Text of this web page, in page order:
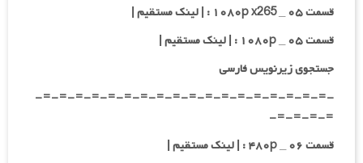
قسمت ۰۵ _ ۱۰۸۰p x265 : | لینک مستقیم |
قسمت ۰۵ _ ۱۰۸۰p : | لینک مستقیم |
جستجوی زیرنویس فارسی
-=-=-=-=-=-=-=-=-=-=-=-=-=-=-=-=-=-=-
=-=-=-=-
قسمت ۰۶ _ ۴۸۰p : | لینک مستقیم |